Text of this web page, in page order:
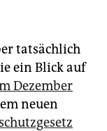
tatsächlich
ein Blick auf
Dezember
neuen